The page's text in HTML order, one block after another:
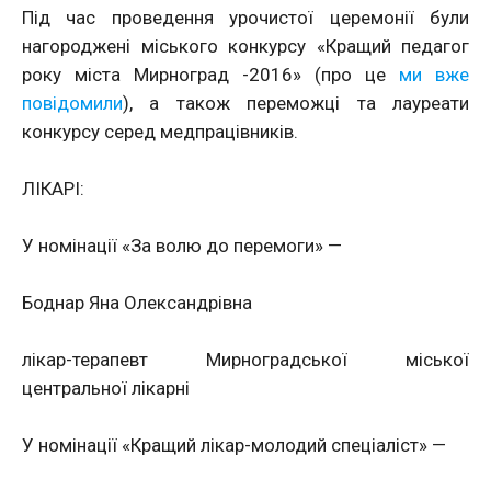
Під час проведення урочистої церемонії були
нагороджені міського конкурсу «Кращий педагог
року міста Мирноград -2016» (про це ми вже
повідомили), а також переможці та лауреати
конкурсу серед медпрацівників.
ЛІКАРІ:
У номінації «За волю до перемоги» —
Боднар Яна Олександрівна
лікар-терапевт Мирноградської міської
центральної лікарні
У номінації «Кращий лікар-молодий спеціаліст» —